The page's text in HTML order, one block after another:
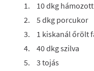
10 dkg
5 dkg porcukor
1 kiskanál őrölt
40 dkg szilva
3 tojás